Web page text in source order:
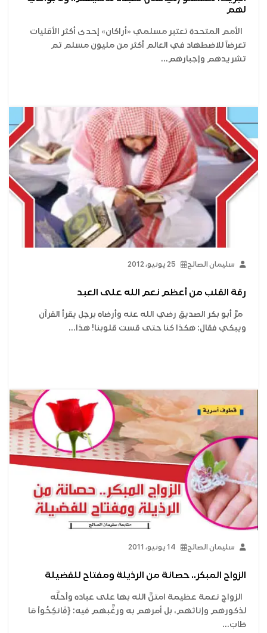
لهم
الأمم المتحدة تعتبر مسلمي «أراكان» إحدى أكثر الأقليات
تعرضاً للاضطهاد في العالم أكثر من مليون مسلم تم
تشريدهم وإجبارهم...
سليمان الصالح 25 يونيو، 2012
رقة القلب من أعظم نعم الله على العبد
مرَّ أبو بكر الصديق رضي الله عنه وأرضاه برجل يقرأ القرآن
ويبكي فقال: هكذا كنا حتى قست قلوبنا! هذا...
سليمان الصالح 14 يونيو، 2011
الزواج المبكر.. حصانة من الرذيلة ومفتاح للفضيلة
الزواج نعمة عظيمة امتنَّ الله بها على عباده وأحلَّه
لذكورهم وإناثهم، بل أمرهم به ورغَّبهم فيه: {فَانكِحُواْ مَا
طَابَ...